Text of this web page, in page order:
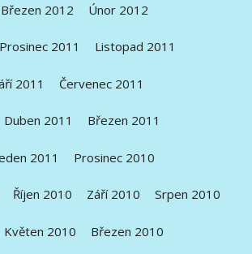
Březen 2012 Únor 2012
Prosinec 2011 Listopad 2011
2011 Červenec 2011
Duben 2011 Březen 2011
2011 Prosinec 2010
Říjen 2010 Září 2010 Srpen 2010
Květen 2010 Březen 2010